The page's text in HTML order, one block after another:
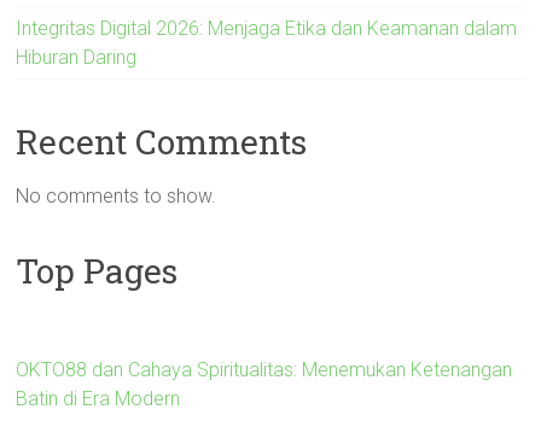
Integritas Digital 2026: Menjaga Etika dan Keamanan dalam
Hiburan Daring
Recent Comments
No comments to show.
Top Pages
OKTO88 dan Cahaya Spiritualitas: Menemukan Ketenangan
Batin di Era Modern